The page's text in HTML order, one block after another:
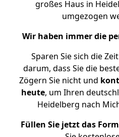
großes Haus in
umgezogen
Wir haben immer die
Sparen Sie sich die
darum, dass Sie die
Zögern Sie nicht und
heute, um Ihren
Heidelberg nach
Füllen Sie jetzt das